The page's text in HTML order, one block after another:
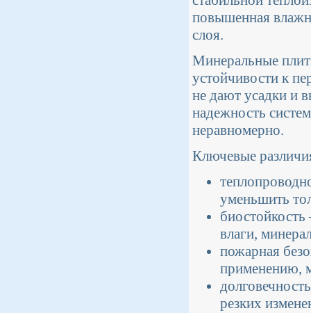
повышенная
слоя.
Минеральные
устойчивости к
не дают усадки и
надежность
неравномерно.
Ключевые
уменьшить
влаги,
пожарная
применению,
резких